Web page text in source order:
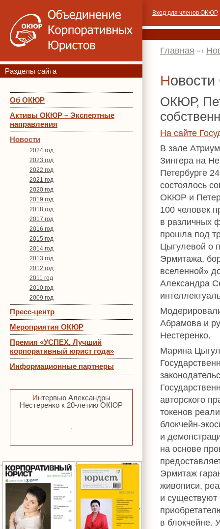
Разделы сайта
Об ОКЮР
Активы ОКЮР – Экспертные
направления
Новости
2024 год
2023 год
2022 год
2021 год
2020 год
2019 год
2018 год
2017 год
2016 год
2015 год
2014 год
2013 год
2012 год
2011 год
2010 год
2009 год
Пресс-центр
Мероприятия ОКЮР
Премия «УСПЕХ. Лучший
корпоративный юрист года»
Информационные партнеры
Интервью Александры
Нестеренко к 20-летию ОКЮР
Вход для членов ОКЮР,
Главная
ОКЮР,
На сайте
В зале
Зингера на
Петербурге
состоялось
ОКЮР и
100 человек
в различных
прошла под
Цыгулевой о
Эрмитажа,
вселенной»
Александра
Абрамова и
Нестеренко.
Марина
авторского
токенов
блокчейн-
и
на основе
Эрмитаж
живописи,
и существуют
в блокчейне.